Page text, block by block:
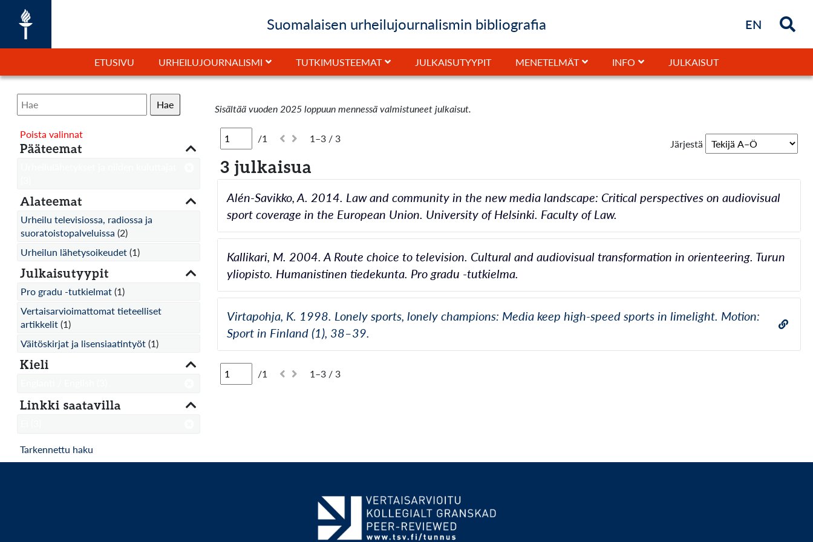
Suomalaisen urheilujournalismin bibliografia EN Briefly
ETUSIVU URHEILUJOURNALISMI TUTKIMUSTEEMAT JULKAISUTYYPIT MENETELMÄT INFO JULKAISUT
Hae Sisältää vuoden 2025 loppuun mennessä valmistuneet julkaisut.
/1 1–3 / 3 Järjestä
3 julkaisua
Alén-Savikko, A. 2014. Law and community in the new media landscape: Critical perspectives on audiovisual
sport coverage in the European Union. University of Helsinki. Faculty of Law.
Kallikari, M. 2004. A Route choice to television. Cultural and audiovisual transformation in orienteering. Turun
yliopisto. Humanistinen tiedekunta. Pro gradu -tutkielma.
Virtapohja, K. 1998. Lonely sports, lonely champions: Media keep high-speed sports in limelight. Motion:
Sport in Finland (1), 38–39.
/1 1–3 / 3
Poista valinnat
Pääteemat
Alateemat
Urheilu televisiossa, radiossa ja
suoratoistopalveluissa (2)
Urheilun lähetysoikeudet (1)
Julkaisutyypit
Pro gradu -tutkielmat (1)
Vertaisarvioimattomat tieteelliset
artikkelit (1)
Väitöskirjat ja lisensiaatintyöt (1)
Kieli
Linkki saatavilla
Tarkennettu haku